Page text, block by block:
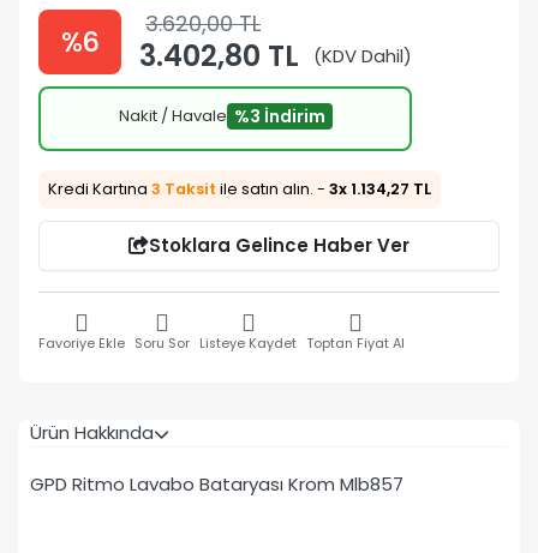
%6 3.620,00 TL
3.402,80 TL (KDV Dahil)
Nakit / Havale %3 İndirim
Kredi Kartına 3 Taksit ile satın alın. - 3x 1.134,27 TL
Stoklara Gelince Haber Ver
Favoriye Ekle Soru Sor Listeye Kaydet Toptan Fiyat Al
Ürün Hakkında
GPD Ritmo Lavabo Bataryası Krom Mlb857